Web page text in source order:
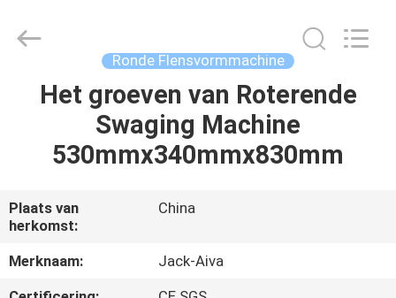
THUIS
PRODUCTEN
OVER
ONS
AIVA
MACHINERY
Ronde Flensvormmachine
Het groeven van Roterende
Swaging Machine
530mmx340mmx830mm
Plaats van
herkomst:
China
Merknaam:
Jack-Aiva